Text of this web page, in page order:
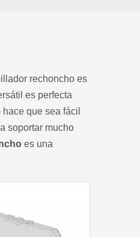
rechoncho es
es perfecta
que sea fácil
soportar mucho
es una